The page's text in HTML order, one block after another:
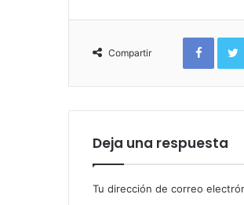
Compartir
Deja una respuesta
Tu dirección de correo